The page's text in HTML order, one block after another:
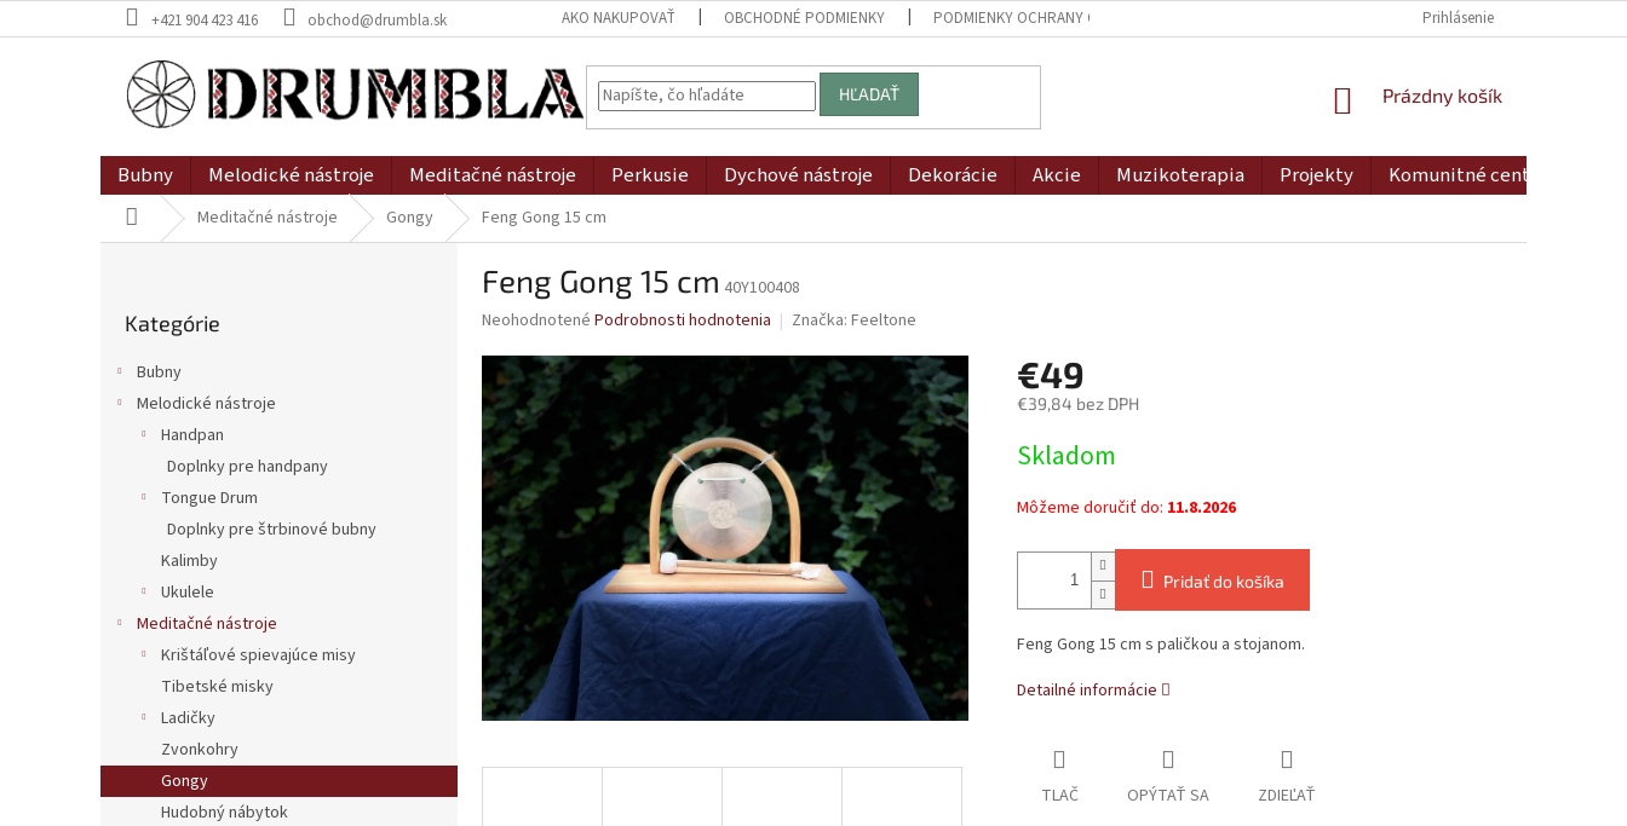
na
+421 904 423 416 obchod@drumbla.sk AKO NAKUPOVAŤ OBCHODNÉ PODMIENKY PODMIENKY OCHRANY OSOBNÝCH ÚDAJOV MOJA OBJEDNÁVKA
Prihlásenie
HĽADAŤ
NÁKUPNÝ
Prázdny košík
Bubny Melodické nástroje Meditačné nástroje Perkusie Dychové nástroje Dekorácie Akcie Muzikoterapia Projekty Komunitné centrum
DomovMeditačné nástroje Gongy Feng Gong 15 cm
kategórie
Kategórie
Bubny
Melodické nástroje
Handpan
Doplnky pre handpany
Tongue Drum
Doplnky pre štrbinové bubny
Kalimby
Ukulele
Meditačné nástroje
Krištáľové spievajúce misy
Tibetské misky
Ladičky
Zvonkohry
Gongy
Hudobný nábytok
Feng Gong 15 cm 40Y100408
Priemerné
produktu
je
0,0
z
5
hviezdičiek.
Neohodnotené Podrobnosti hodnotenia Značka: Feeltone
€49
€39,84 bez DPH
cena:
Skladom
Môžeme doručiť do: 11.8.2026
Pridať do košíka
Feng Gong 15 cm s paličkou a stojanom.
Detailné informácie
TLAČ OPÝTAŤ SA ZDIEĽAŤ